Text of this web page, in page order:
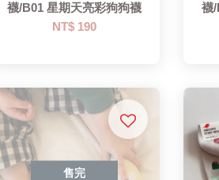
襪/B01 星期天亮彩狗狗襪
NT$ 190
襪
售完